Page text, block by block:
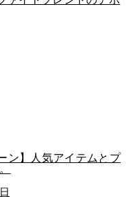
ン】人気アイテムとプ